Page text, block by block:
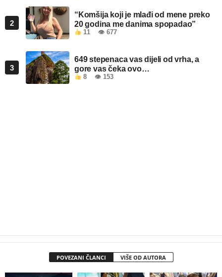
2
“Komšija koji je mlađi od mene preko
20 godina me danima spopadao”
11 👁 677
3
649 stepenaca vas dijeli od vrha, a
gore vas čeka ovo…
8 👁 153
POVEZANI ČLANCI VIŠE OD AUTORA